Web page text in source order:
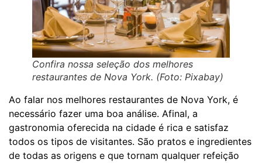
Confira nossa seleção dos melhores
restaurantes de Nova York. (Foto: Pixabay)
Ao falar nos melhores restaurantes de Nova York, é
necessário fazer uma boa análise. Afinal, a
gastronomia oferecida na cidade é rica e satisfaz
todos os tipos de visitantes. São pratos e ingredientes
de todas as origens e que tornam qualquer refeição